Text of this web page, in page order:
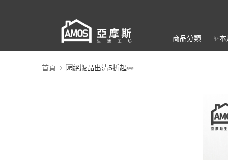
商品分類 ✨
首頁 🆙絕版品出清5折起👀